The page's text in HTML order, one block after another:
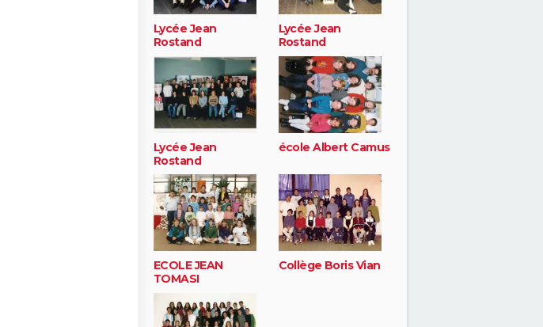
Lycée Jean
Rostand
Lycée Jean
Rostand
Lycée Jean
Rostand
école Albert Camus
ECOLE JEAN
TOMASI
Collège Boris Vian